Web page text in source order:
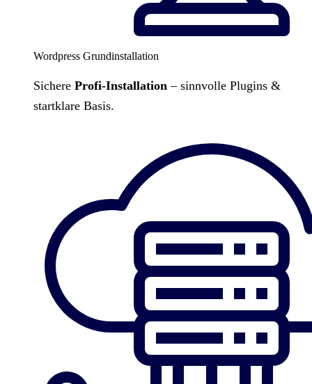
Wordpress Grundinstallation
Sichere Profi-Installation – sinnvolle Plugins &
startklare Basis.